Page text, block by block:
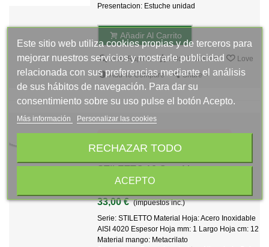
Presentacion: Estuche unidad
Añadir Al Carrito
Vista Rápida Add To Wishlist
Love
Add To Compare
Share
Juego 3 Uds. - Chuletero Vasco
STILETTO 12 Cm - Mango
Sensaciones
33,00 € (impuestos inc.)
Serie: STILETTO Material Hoja: Acero Inoxidable
AISI 4020 Espesor Hoja mm: 1 Largo Hoja cm: 12
Material mango: Metacrilato
Este sitio web utiliza cookies propias y de terceros para
mejorar nuestros servicios y mostrarle publicidad
relacionada con sus preferencias mediante el análisis
de sus hábitos de navegación. Para dar su
consentimiento sobre su uso pulse el botón Acepto.
Más información Personalizar las cookies
RECHAZAR TODO
ACEPTO